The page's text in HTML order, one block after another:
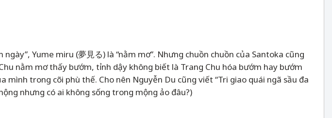
Yume miru (夢見る) là “nằm mơ”. Nhưng chuồn chuồn của Santoka cũng
nằm mơ thấy bướm, tỉnh dậy không biết là Trang Chu hóa bướm hay bướm
trong cõi phù thế. Cho nên Nguyễn Du cũng viết “Tri giao quái ngã sầu đa
nhưng có ai không sống trong mộng ảo đâu?)